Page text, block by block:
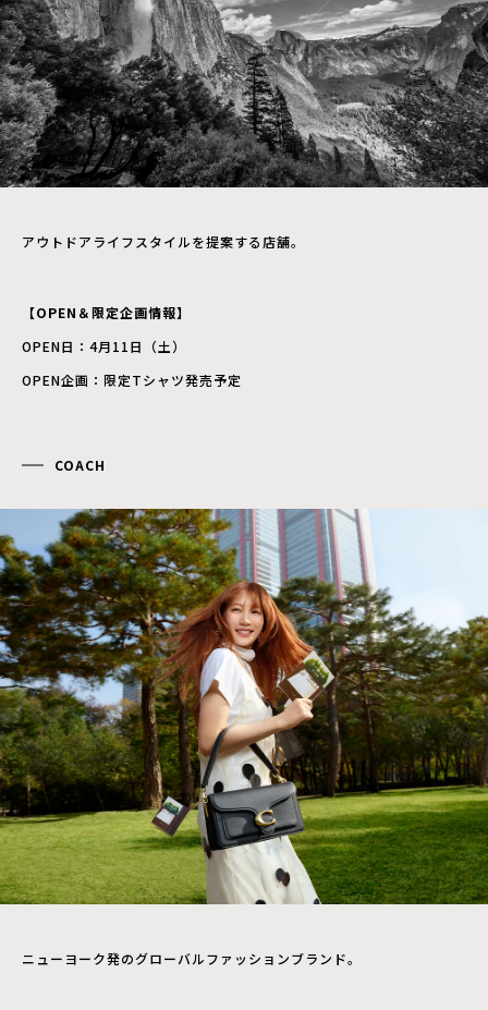
アウトドアライフスタイルを提案する店舗。
【OPEN＆限定企画情報】
OPEN日：4月11日（土）
OPEN企画：限定Tシャツ発売予定
COACH
ニューヨーク発のグローバルファッションブランド。